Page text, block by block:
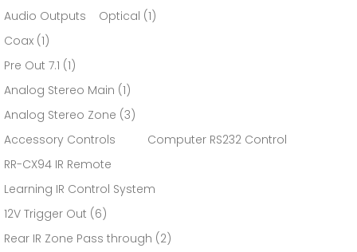
Audio Outputs Optical (1)
Coax (1)
Pre Out 7.1 (1)
Analog Stereo Main (1)
Analog Stereo Zone (3)
Accessory Controls Computer RS232 Control
RR-CX94 IR Remote
Learning IR Control System
12V Trigger Out (6)
Rear IR Zone Pass through (2)